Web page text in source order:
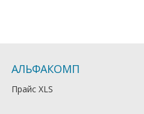
АЛЬФАКОМП
Прайс XLS